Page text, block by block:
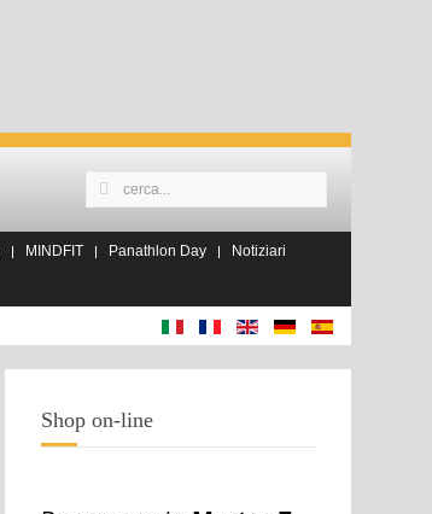
MINDFIT Panathlon Day Notiziari
Shop on-line